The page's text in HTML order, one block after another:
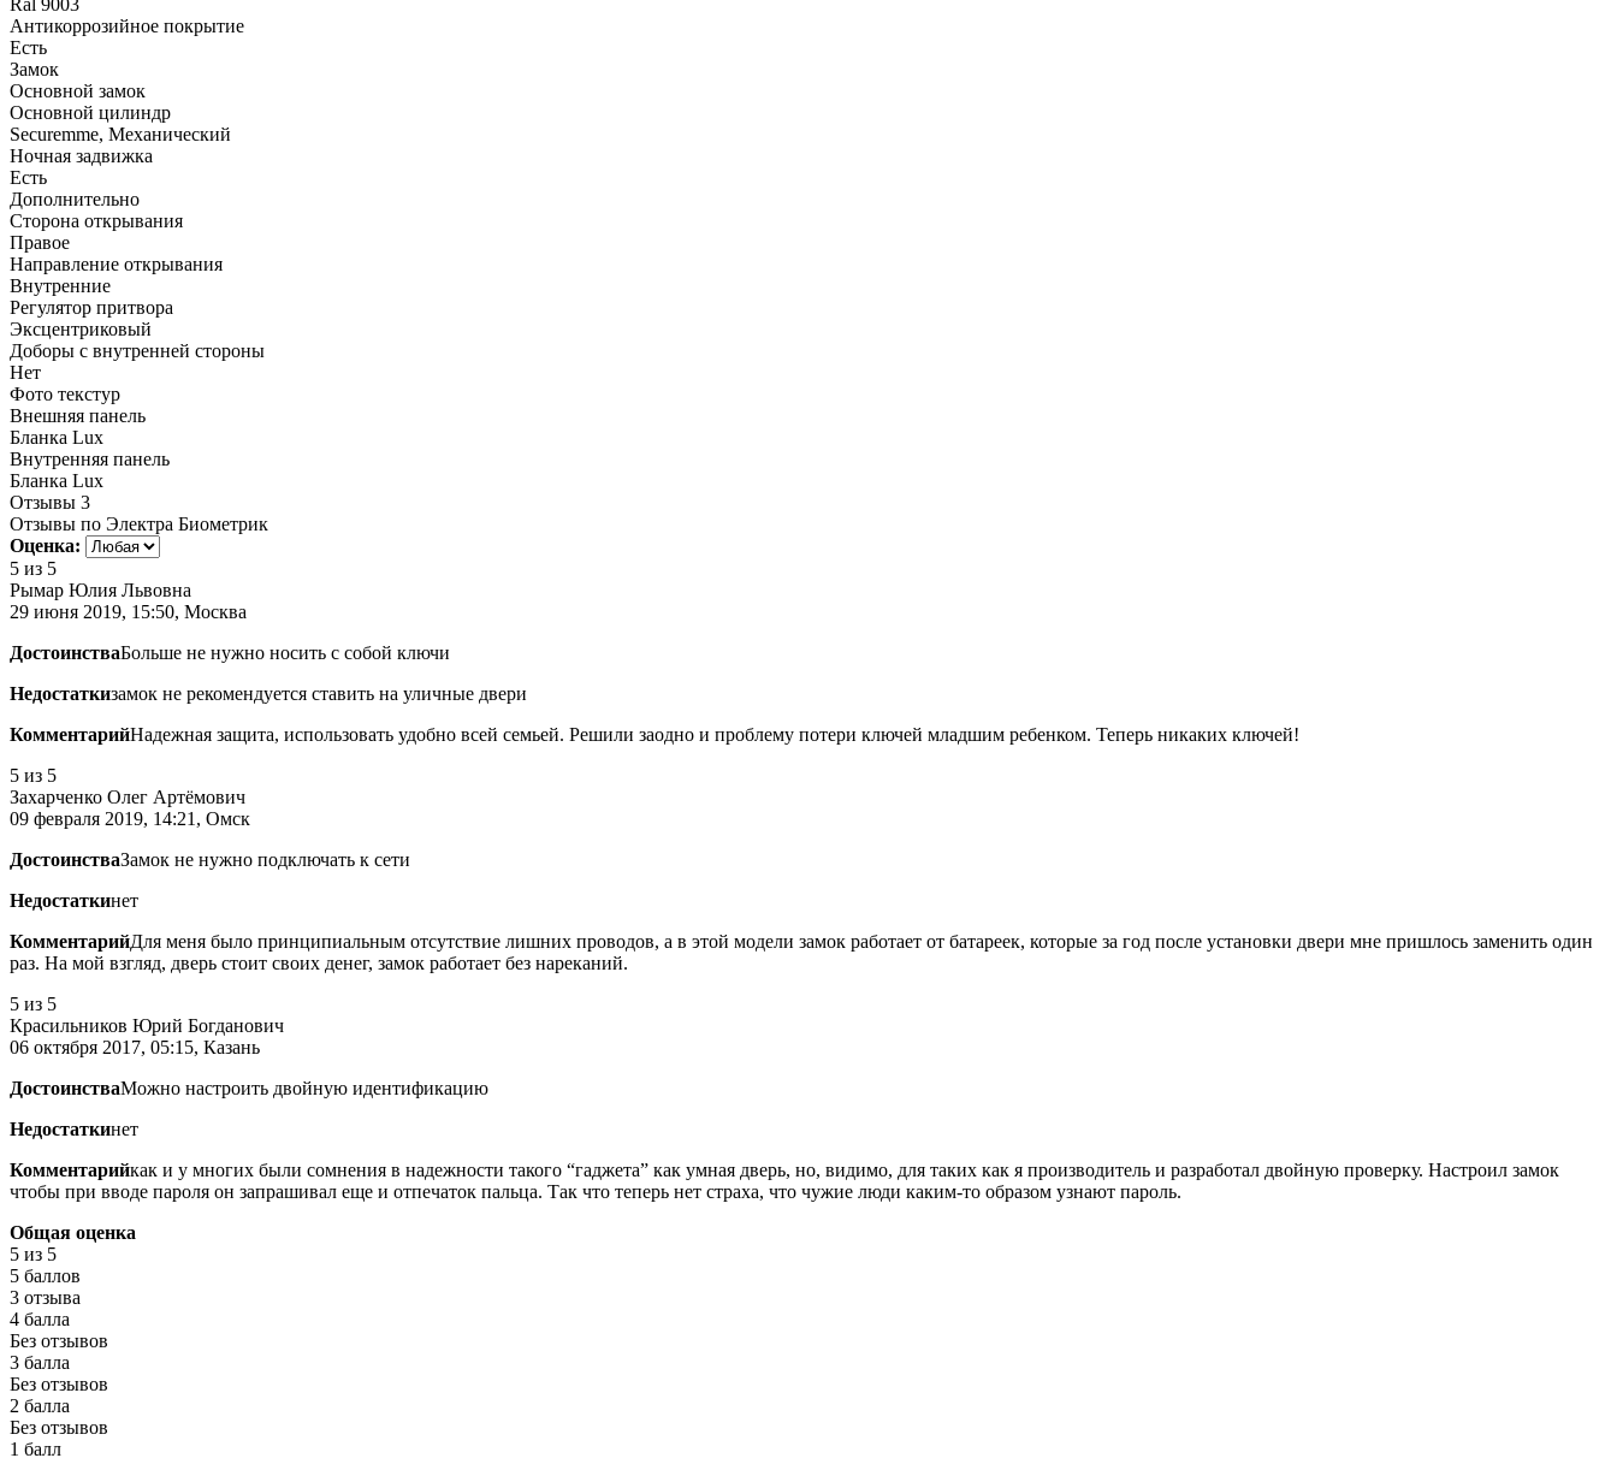
Антикоррозийное покрытие
Есть
Замок
Основной замок
Основной цилиндр
Securemme, Механический
Ночная задвижка
Есть
Дополнительно
Сторона открывания
Правое
Направление открывания
Внутренние
Регулятор притвора
Эксцентриковый
Доборы с внутренней стороны
Нет
Фото текстур
Внешняя панель
Бланка Lux
Внутренняя панель
Бланка Lux
Отзывы 3
Отзывы по Электра Биометрик
Оценка:
5 из 5
Рымар Юлия Львовна
29 июня 2019, 15:50, Москва
ДостоинстваБольше не нужно носить с собой ключи
Недостаткизамок не рекомендуется ставить на уличные двери
КомментарийНадежная защита, использовать удобно всей семьей. Решили заодно и проблему потери ключей младшим ребенком. Теперь никаких ключей!
5 из 5
Захарченко Олег Артёмович
09 февраля 2019, 14:21, Омск
ДостоинстваЗамок не нужно подключать к сети
Недостаткинет
КомментарийДля меня было принципиальным отсутствие лишних проводов, а в этой модели замок работает от батареек, которые за год после установки двери мне пришлось заменить один
раз. На мой взгляд, дверь стоит своих денег, замок работает без нареканий.
5 из 5
Красильников Юрий Богданович
06 октября 2017, 05:15, Казань
ДостоинстваМожно настроить двойную идентификацию
Недостаткинет
Комментарийкак и у многих были сомнения в надежности такого “гаджета” как умная дверь, но, видимо, для таких как я производитель и разработал двойную проверку. Настроил замок
чтобы при вводе пароля он запрашивал еще и отпечаток пальца. Так что теперь нет страха, что чужие люди каким-то образом узнают пароль.
Общая оценка
5 из 5
5 баллов
3 отзыва
4 балла
Без отзывов
3 балла
Без отзывов
2 балла
Без отзывов
1 балл